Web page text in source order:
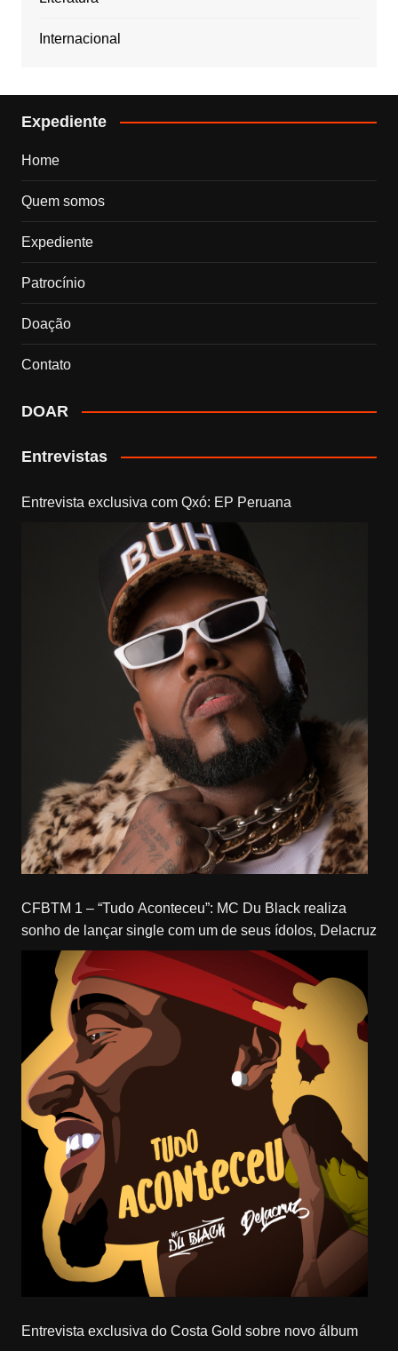
Internacional
Expediente
Home
Quem somos
Expediente
Patrocínio
Doação
Contato
DOAR
Entrevistas
Entrevista exclusiva com Qxó: EP Peruana
CFBTM 1 – “Tudo Aconteceu”: MC Du Black realiza
sonho de lançar single com um de seus ídolos, Delacruz
Entrevista exclusiva do Costa Gold sobre novo álbum